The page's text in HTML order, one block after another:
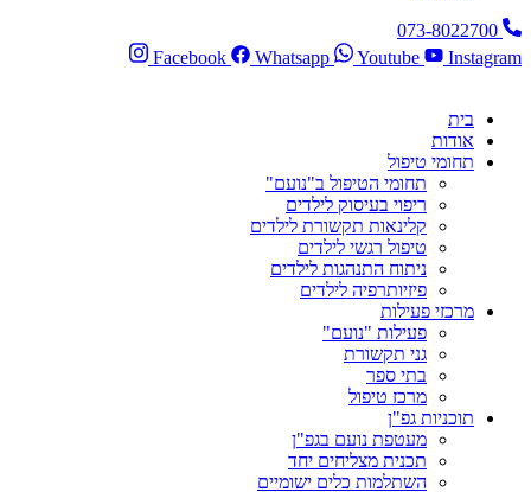
073-8022700
Facebook
Whatsapp Youtube Instagram
בית
אודות
תחומי טיפול
תחומי הטיפול ב"נועם"
ריפוי בעיסוק לילדים
קלינאות תקשורת לילדים
טיפול רגשי לילדים
ניתוח התנהגות לילדים
פיזיותרפיה לילדים
מרכזי פעילות
פעילות "נועם"
גני תקשורת
בתי ספר
מרכז טיפול
תוכניות גפ"ן
מעטפת נועם בגפ"ן
תכנית מצליחים יחד
השתלמות כלים ישומיים